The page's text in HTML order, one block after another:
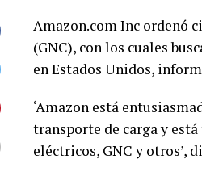
Amazon.com Inc ordenó
(GNC), con los cuales
en Estados Unidos,
‘Amazon está
transporte de carga y
eléctricos, GNC y otros’,